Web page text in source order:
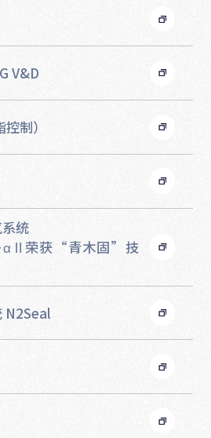
V&D
制）
统
αⅡ荣获“青木固”技
N2Seal